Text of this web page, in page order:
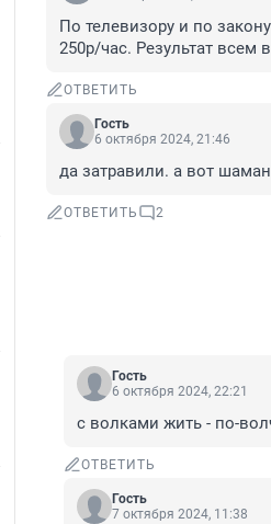
По телевизору и по
250р/час. Результат всем
ОТВЕТИТЬ
Гость
6 октября 2024, 21:46
да затравили. а вот
ОТВЕТИТЬ 2
Гость
6 октября 2024, 22:21
с волками жить - по-
ОТВЕТИТЬ
Гость
7 октября 2024, 11:38